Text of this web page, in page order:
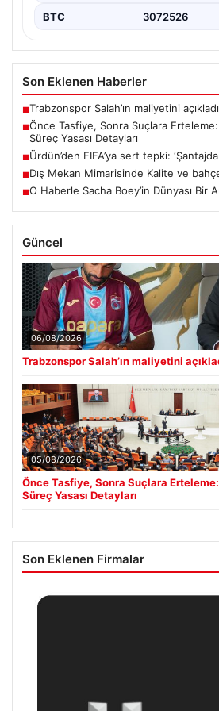
BTC 3072526
Son Eklenen Haberler
■Trabzonspor Salah’ın maliyetini
■Önce Tasfiye, Sonra Suçlara
Süreç Yasası Detayları
■Ürdün’den FIFA’ya sert tepki:
■Dış Mekan Mimarisinde Kalite ve
■O Haberle Sacha Boey’in Dünyası Bir
Güncel
06/08/2026
Trabzonspor Salah’ın maliyetini
05/08/2026
Önce Tasfiye, Sonra Suçlara
Süreç Yasası Detayları
Son Eklenen Firmalar